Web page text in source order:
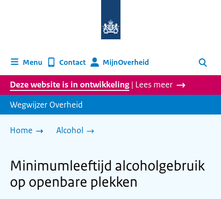
homepage
Menu Contact MijnOverheid Zoeken
Deze website is in ontwikkeling | Lees meer
Wegwijzer Overheid
Home Alcohol
Minimumleeftijd alcoholgebruik
op openbare plekken